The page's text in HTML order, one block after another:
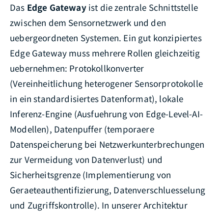
Das Edge Gatewayist die zentrale Schnittstelle
zwischen dem Sensornetzwerk und den
uebergeordneten Systemen. Ein gut konzipiertes
Edge Gateway muss mehrere Rollen gleichzeitig
uebernehmen: Protokollkonverter
(Vereinheitlichung heterogener Sensorprotokolle
in ein standardisiertes Datenformat), lokale
Inferenz-Engine (Ausfuehrung von Edge-Level-AI-
Modellen), Datenpuffer (temporaere
Datenspeicherung bei Netzwerkunterbrechungen
zur Vermeidung von Datenverlust) und
Sicherheitsgrenze (Implementierung von
Geraeteauthentifizierung, Datenverschluesselung
und Zugriffskontrolle). In unserer Architektur